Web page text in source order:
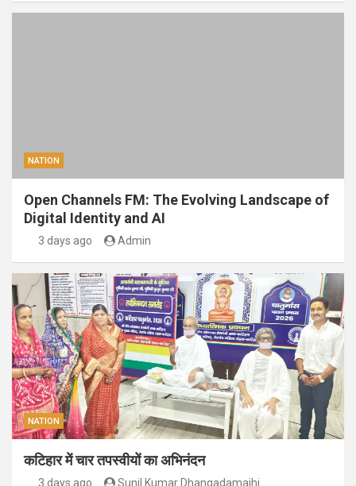
NATION
Open Channels FM: The Evolving Landscape of
Digital Identity and AI
3 days ago Admin
NATION
कटिहार में चार तपस्वीयों का अभिनंदन
3 days ago Sunil Kumar Dhangadamajhi